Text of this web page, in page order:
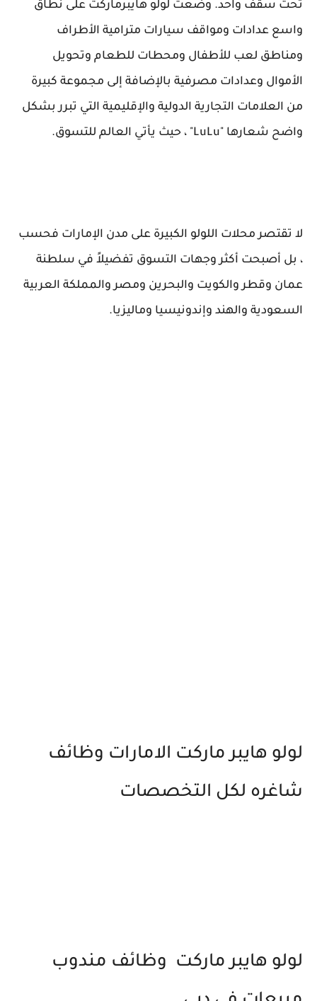
تحت سقف واحد. وضعت لولو هايبرماركت على نطاق
واسع عدادات ومواقف سيارات مترامية الأطراف
ومناطق لعب للأطفال ومحطات للطعام وتحويل
الأموال وعدادات مصرفية بالإضافة إلى مجموعة كبيرة
من العلامات التجارية الدولية والإقليمية التي تبرر بشكل
واضح شعارها "LuLu" ، حيث يأتي العالم للتسوق.
لا تقتصر محلات اللولو الكبيرة على مدن الإمارات فحسب
، بل أصبحت أكثر وجهات التسوق تفضيلاً في سلطنة
عمان وقطر والكويت والبحرين ومصر والمملكة العربية
السعودية والهند وإندونيسيا وماليزيا.
لولو هايبر ماركت الامارات وظائف
شاغره لكل التخصصات
لولو هايبر ماركت وظائف مندوب